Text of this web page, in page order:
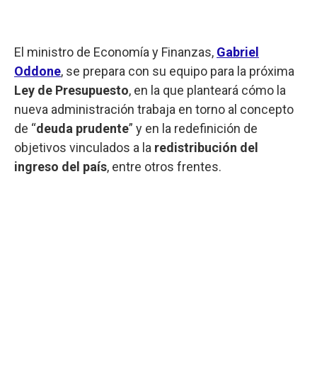
El ministro de Economía y Finanzas, Gabriel
Oddone, se prepara con su equipo para la próxima
Ley de Presupuesto, en la que planteará cómo la
nueva administración trabaja en torno al concepto
de “deuda prudente” y en la redefinición de
objetivos vinculados a la redistribución del
ingreso del país, entre otros frentes.